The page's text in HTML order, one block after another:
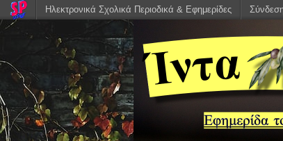
Ηλεκτρονικά Σχολικά Περιοδικά & Εφημερίδες